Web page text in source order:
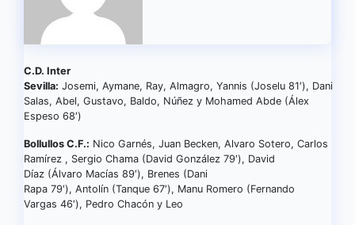
C.D. Inter
Sevilla: Josemi, Aymane, Ray, Almagro, Yannis (Joselu 81′), Dani
Salas, Abel, Gustavo, Baldo, Núñez y Mohamed Abde (Álex
Espeso 68′)
Bollullos C.F.: Nico Garnés, Juan Becken, Alvaro Sotero, Carlos
Ramírez , Sergio Chama (David González 79′), David
Díaz (Álvaro Macías 89′), Brenes (Dani
Rapa 79′), Antolín (Tanque 67′), Manu Romero (Fernando
Vargas 46′), Pedro Chacón y Leo